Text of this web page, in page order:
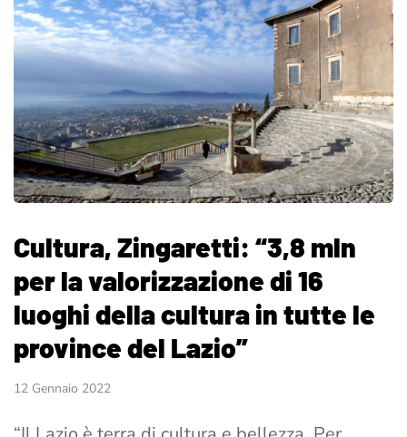
Cultura, Zingaretti: “3,8 mln
per la valorizzazione di 16
luoghi della cultura in tutte le
province del Lazio”
12 Gennaio 2022